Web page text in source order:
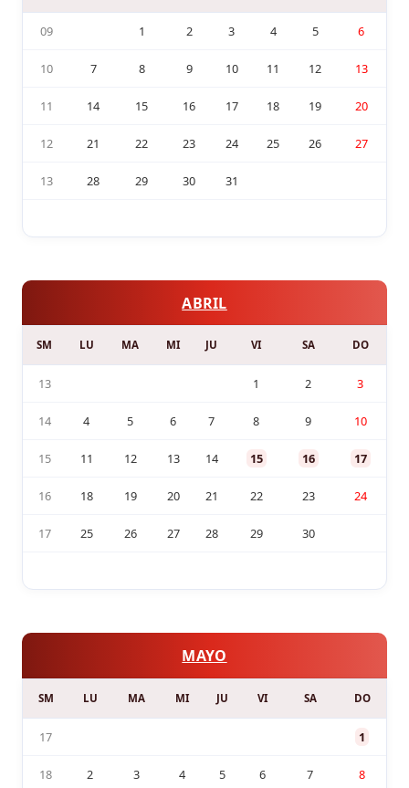
09 1 2 3 4 5 6
10 7 8 9 10 11 12 13
11 14 15 16 17 18 19 20
12 21 22 23 24 25 26 27
13 28 29 30 31
ABRIL
SM LU MA MI JU VI SA DO
13 1 2 3
14 4 5 6 7 8 9 10
15 11 12 13 14 15 16 17
16 18 19 20 21 22 23 24
17 25 26 27 28 29 30
MAYO
SM LU MA MI JU VI SA DO
17 1
18 2 3 4 5 6 7 8